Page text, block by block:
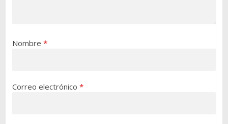
Nombre *
Correo electrónico *